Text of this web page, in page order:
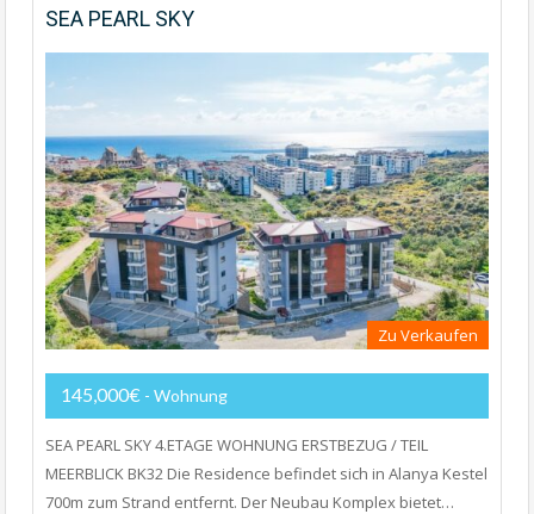
SEA PEARL SKY
Zu Verkaufen
145,000€ - Wohnung
SEA PEARL SKY 4.ETAGE WOHNUNG ERSTBEZUG / TEIL
MEERBLICK BK32 Die Residence befindet sich in Alanya Kestel
700m zum Strand entfernt. Der Neubau Komplex bietet…